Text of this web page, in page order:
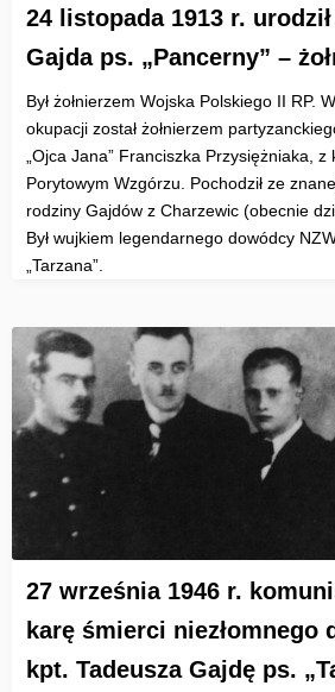
24 listopada 1913 r.
Gajda ps. „Pancerny” –
Był żołnierzem Wojska Polskiego II RP.
okupacji został żołnierzem
„Ojca Jana” Franciszka Przysiężniaka, z
Porytowym Wzgórzu. Pochodził ze
rodziny Gajdów z Charzewic (obecnie
Był wujkiem legendarnego dowódcy
„Tarzana”.
27 września 1946 r.
karę śmierci niezłomnego
kpt. Tadeusza Gajdę ps.